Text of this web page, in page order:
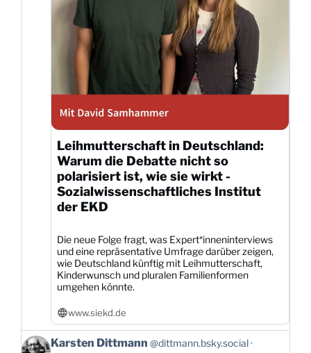
Leihmutterschaft in Deutschland:
Warum die Debatte nicht so
polarisiert ist, wie sie wirkt -
Sozialwissenschaftliches Institut
der EKD
Die neue Folge fragt, was Expert*inneninterviews
und eine repräsentative Umfrage darüber zeigen,
wie Deutschland künftig mit Leihmutterschaft,
Kinderwunsch und pluralen Familienformen
umgehen könnte.
www.siekd.de
BeitragKarsten Dittmann @dittmann.bsky.social